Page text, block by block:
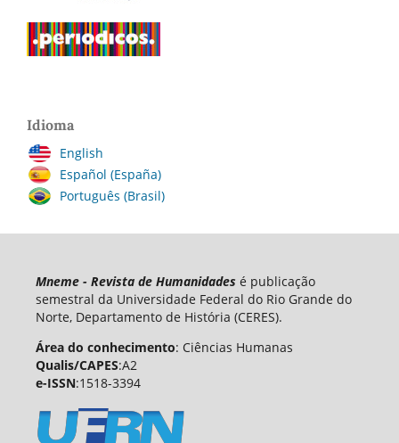
Idioma
English
Español (España)
Português (Brasil)
Mneme - Revista de Humanidades é publicação
semestral da Universidade Federal do Rio Grande do
Norte, Departamento de História (CERES).
Área do conhecimento: Ciências Humanas
Qualis/CAPES:A2
e-ISSN:1518-3394